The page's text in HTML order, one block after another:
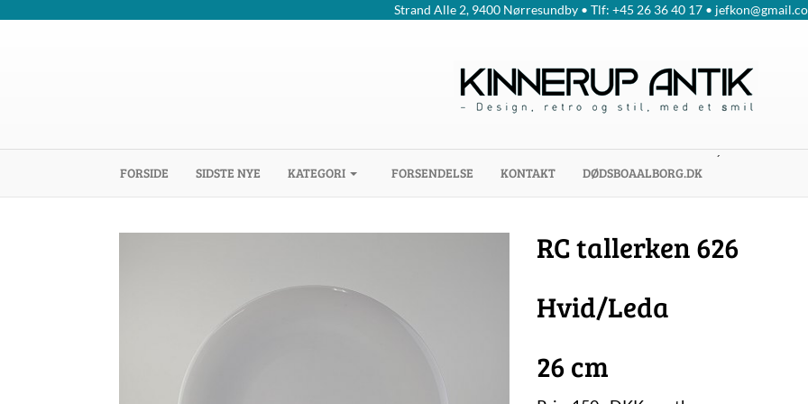
Strand Alle 2, 9400 Nørresundby • Tlf: +45 26 36 40 17 •
FORSIDE (CURRENT)
SIDSTE NYE KATEGORI FORSENDELSE KONTAKT DØDSBOAALBORG.DK
´
RC tallerken 626
Hvid/Leda
26 cm